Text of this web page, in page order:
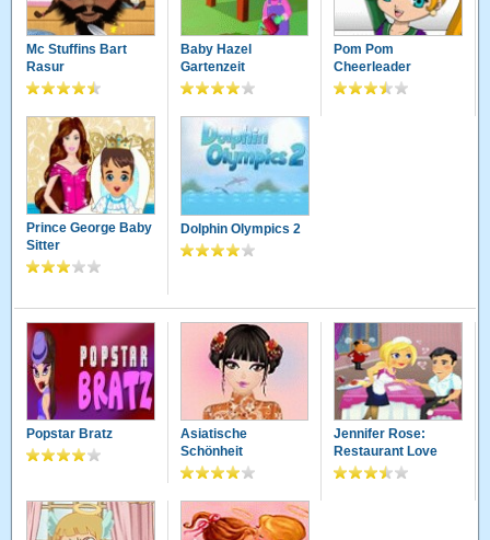
Mc Stuffins Bart
Rasur
Baby Hazel
Gartenzeit
Pom Pom
Cheerleader
Prince George Baby
Sitter
Dolphin Olympics 2
Popstar Bratz
Asiatische
Schönheit
Jennifer Rose:
Restaurant Love